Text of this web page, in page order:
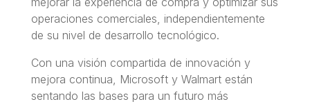
operaciones comerciales, independientemente
de su nivel de desarrollo tecnológico.
Con una visión compartida de innovación y
mejora continua, Microsoft y Walmart están
sentando las bases para un futuro más